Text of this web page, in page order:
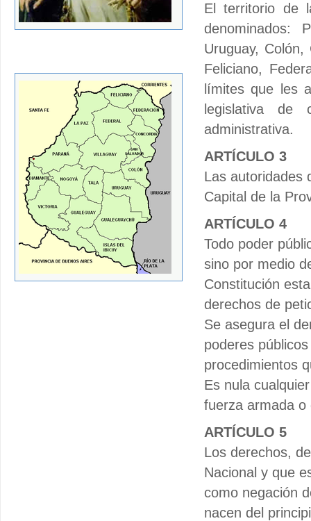
El territorio de
denominados:
Uruguay,
Feliciano,
límites que les
legislativa de
administrativa.
ARTÍCULO 3
Las autoridades
Capital de la
ARTÍCULO 4
Todo poder
sino por medio
Constitución
derechos de
Se asegura el
poderes
procedimientos
Es nula
fuerza armada o
ARTÍCULO 5
Los derechos,
Nacional y que
como negación
nacen del